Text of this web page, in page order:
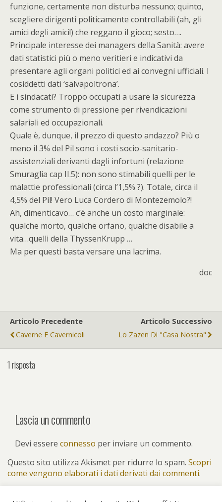
funzione, certamente non disturba nessuno; quinto,
scegliere dirigenti politicamente controllabili (ah, gli
amici degli amici!) che reggano il gioco; sesto….
Principale interesse dei managers della Sanità: avere
dati statistici più o meno veritieri e indicativi da
presentare agli organi politici ed ai convegni ufficiali. I
cosiddetti dati ‘salvapoltrona’.
E i sindacati? Troppo occupati a usare la sicurezza
come strumento di pressione per rivendicazioni
salariali ed occupazionali.
Quale è, dunque, il prezzo di questo andazzo? Più o
meno il 3% del Pil sono i costi socio-sanitario-
assistenziali derivanti dagli infortuni (relazione
Smuraglia cap II.5): non sono stimabili quelli per le
malattie professionali (circa l’1,5% ?). Totale, circa il
4,5% del Pil! Vero Luca Cordero di Montezemolo?!
Ah, dimenticavo… c’è anche un costo marginale:
qualche morto, qualche orfano, qualche disabile a
vita…quelli della ThyssenKrupp …
Ma per questi basta versare una lacrima.
doc
Articolo Precedente
Caverne E Cavernicoli
Articolo Successivo
Lo Zazen Di "casa Nostra"
1 risposta
Lascia un commento
Devi essere connesso per inviare un commento.
Questo sito utilizza Akismet per ridurre lo spam. Scopri
come vengono elaborati i dati derivati dai commenti.